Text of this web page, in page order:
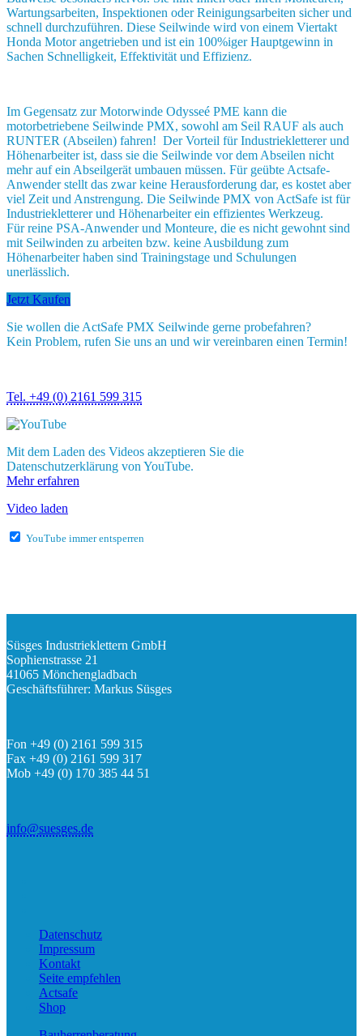
Wartungsarbeiten, Inspektionen oder Reinigungsarbeiten sicher und
schnell durchzuführen. Diese Seilwinde wird von einem Viertakt
Honda Motor angetrieben und ist ein 100%iger Hauptgewinn in
Sachen Schnelligkeit, Effektivität und Effizienz.
Im Gegensatz zur Motorwinde Odysseé PME kann die
motorbetriebene Seilwinde PMX, sowohl am Seil RAUF als auch
RUNTER (Abseilen) fahren! Der Vorteil für Industriekletterer und
Höhenarbeiter ist, dass sie die Seilwinde vor dem Abseilen nicht
mehr auf ein Abseilgerät umbauen müssen. Für geübte Actsafe-
Anwender stellt das zwar keine Herausforderung dar, es kostet aber
viel Zeit und Anstrengung. Die Seilwinde PMX von ActSafe ist für
Industriekletterer und Höhenarbeiter ein effizientes Werkzeug.
Für reine PSA-Anwender und Monteure, die es nicht gewohnt sind
mit Seilwinden zu arbeiten bzw. keine Ausbildung zum
Höhenarbeiter haben sind Trainingstage und Schulungen
unerlässlich.
Jetzt Kaufen
Sie wollen die ActSafe PMX Seilwinde gerne probefahren?
Kein Problem, rufen Sie uns an und wir vereinbaren einen Termin!
Tel. +49 (0) 2161 599 315
Mit dem Laden des Videos akzeptieren Sie die
Datenschutzerklärung von YouTube.
Mehr erfahren
Video laden
YouTube immer entsperren
Süsges Industrieklettern GmbH
Sophienstrasse 21
41065 Mönchengladbach
Geschäftsführer: Markus Süsges
Fon +49 (0) 2161 599 315
Fax +49 (0) 2161 599 317
Mob +49 (0) 170 385 44 51
info@suesges.de
Datenschutz
Impressum
Kontakt
Seite empfehlen
Actsafe
Shop